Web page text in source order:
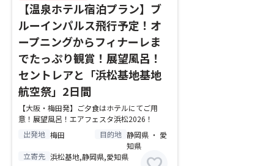
【温泉ホテル宿泊プラン】ブ
ルーインパルス飛行予定！オ
ープニングからフィナーレま
でたっぷり観賞！展望風呂！
セントレアと「浜松基地基地
航空祭」2日間
【大阪・梅田発】ご夕食はホテルにてご用
意！展望風呂！エアフェスタ浜松2026！
出発地 梅田 目的地 静岡県 ・ 愛
知県
立寄先 浜松基地,静岡県,愛知県